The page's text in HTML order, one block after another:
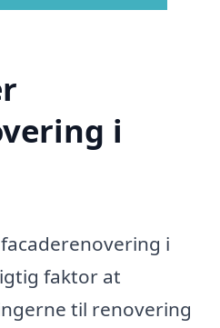
i
i
faktor at
til renovering